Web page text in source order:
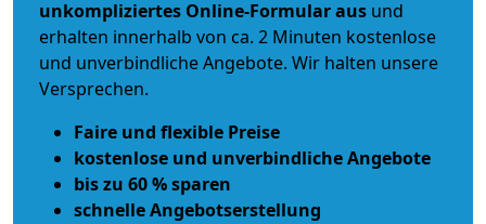
unkompliziertes Online-Formular aus und
erhalten innerhalb von ca. 2 Minuten kostenlose
und unverbindliche Angebote. Wir halten unsere
Versprechen.
Faire und flexible Preise
kostenlose und unverbindliche Angebote
bis zu 60 % sparen
schnelle Angebotserstellung